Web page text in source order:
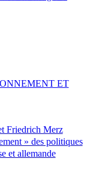
Friedrich Merz
» des politiques
et allemande
ET